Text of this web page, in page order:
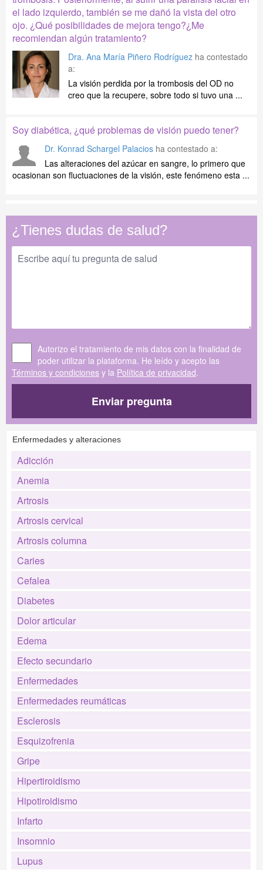
el lado izquierdo, también se me dañó la vista del otro
ojo. ¿Qué posibilidades de mejora tengo?¿Me
recomiendan algún tratamiento?
Dra. Ana María Piñero Rodríguez ha contestado
a:
La visión perdida por la trombosis del OD no
creo que la recupere, sobre todo si tuvo una ...
Soy diabética, ¿qué problemas de visión puedo tener?
Dr. Konrad Schargel Palacios ha contestado a:
Las alteraciones del azúcar en sangre, lo primero que
ocasionan son fluctuaciones de la visión, este fenómeno esta ...
¿Tienes dudas de salud?
Autorizo el tratamiento de mis datos con la finalidad de
poder utilizar la plataforma. He leído y acepto las
Términos y condiciones y la Política de privacidad.
Enviar pregunta
Enfermedades y alteraciones
Adicción
Anemia
Artrosis
Artrosis cervical
Artrosis columna
Caries
Cefalea
Diabetes
Dolor articular
Edema
Efecto secundario
Enfermedades
Enfermedades reumáticas
Esclerosis
Esquizofrenia
Gripe
Hipertiroidismo
Hipotiroidismo
Infarto
Insomnio
Lupus